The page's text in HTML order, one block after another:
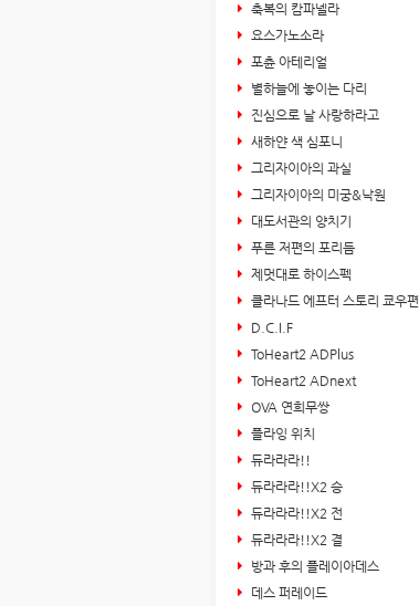
축복의 캄파넬라
요스가노소라
포츈 아테리얼
별하늘에 놓이는 다리
진심으로 날 사랑하라고
새하얀 색 심포니
그리자이아의 과실
그리자이아의 미궁&낙원
대도서관의 양치기
푸른 저편의 포리듬
제멋대로 하이스펙
클라나드 에프터 스토리 쿄우편
D.C.I.F
ToHeart2 ADPlus
ToHeart2 ADnext
OVA 연희무쌍
플라잉 위치
듀라라라!!
듀라라라!!X2 승
듀라라라!!X2 전
듀라라라!!X2 결
방과 후의 플레이아데스
데스 퍼레이드